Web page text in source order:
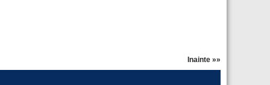
Inainte »»